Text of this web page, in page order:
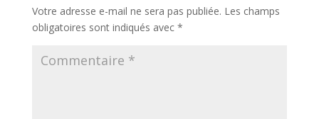
Votre adresse e-mail ne sera pas publiée. Les champs
obligatoires sont indiqués avec *